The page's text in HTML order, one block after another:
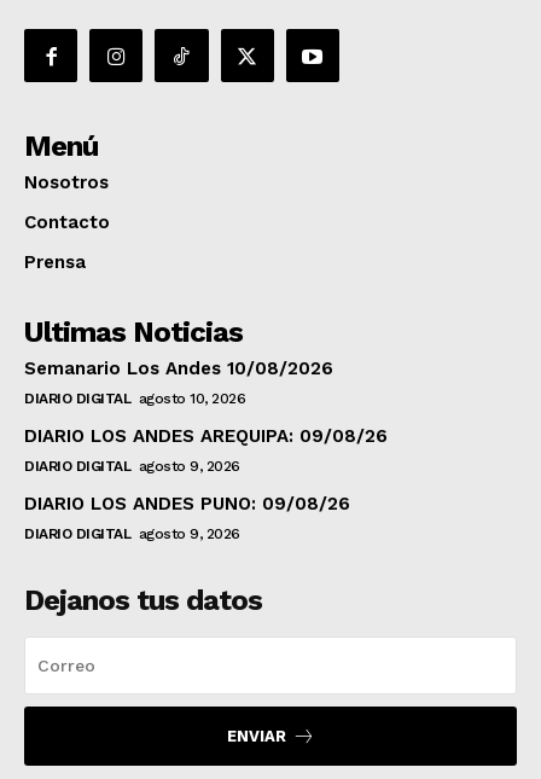
Menú
Nosotros
Contacto
Prensa
Ultimas Noticias
Semanario Los Andes 10/08/2026
DIARIO DIGITAL agosto 10, 2026
DIARIO LOS ANDES AREQUIPA: 09/08/26
DIARIO DIGITAL agosto 9, 2026
DIARIO LOS ANDES PUNO: 09/08/26
DIARIO DIGITAL agosto 9, 2026
Dejanos tus datos
ENVIAR